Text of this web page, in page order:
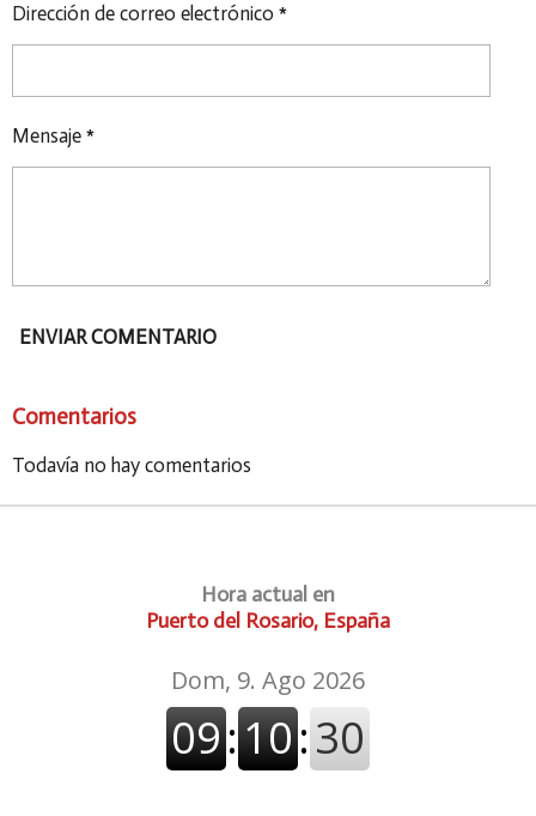
Dirección de correo electrónico *
Mensaje *
ENVIAR COMENTARIO
Comentarios
Todavía no hay comentarios
Hora actual en
Puerto del Rosario, España